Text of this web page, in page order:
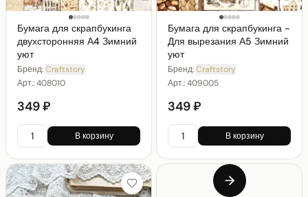
Бумага для скрапбукинга
двухсторонняя А4 Зимний
уют
Бренд:Craftstory
Арт.:408010
349 ₽
В корзину
Бумага для скрапбукинга -
Для вырезания А5 Зимний
уют
Бренд:Craftstory
Арт.:409005
349 ₽
В корзину